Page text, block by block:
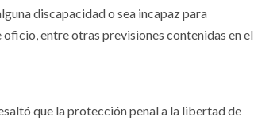
discapacidad o sea incapaz para
entre otras previsiones contenidas en el
que la protección penal a la libertad de